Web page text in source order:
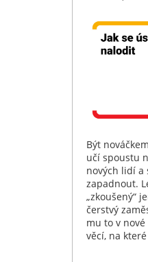
Být
učí spoustu
nových lidí a
zapadnout.
„zkoušený“
čerstvý
mu to v
věcí, na